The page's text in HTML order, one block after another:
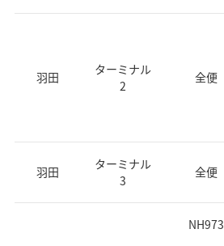
羽田
ターミナル
2
全便
羽田
ターミナル
3
全便
NH973